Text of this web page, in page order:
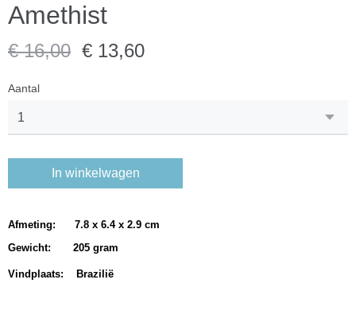
Amethist
€ 16,00 € 13,60
Aantal
In winkelwagen
Afmeting: 7.8 x 6.4 x 2.9 cm
Gewicht:
205 gram
Vindplaats: Brazilië